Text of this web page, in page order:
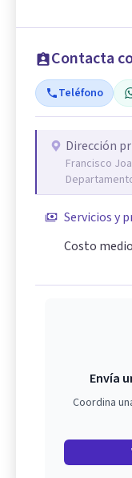
Contacta
Teléfono
Dirección
Francisco
Servicios y
Costo
Envía
Coordina